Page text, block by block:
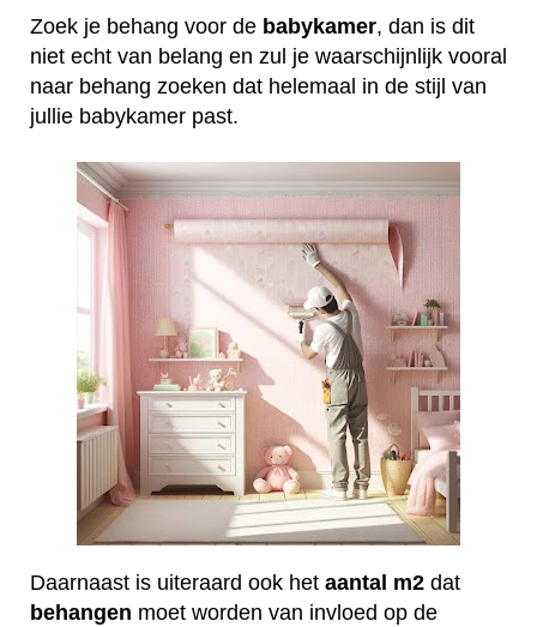
Zoek je behang voor de babykamer, dan is dit
niet echt van belang en zul je waarschijnlijk vooral
naar behang zoeken dat helemaal in de stijl van
jullie babykamer past.
Daarnaast is uiteraard ook het aantal m2 dat
behangen moet worden van invloed op de